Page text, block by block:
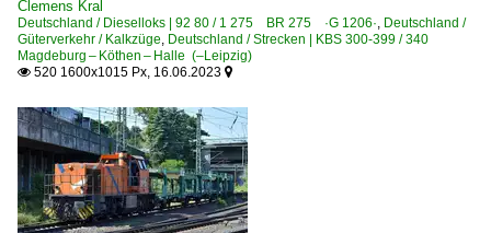
Clemens Kral
Deutschland / Dieselloks | 92 80 / 1 275 BR 275 ·G 1206· Deutschland /
Güterverkehr / Kalkzüge Deutschland / Strecken | KBS 300-399 / 340
Magdeburg – Köthen – Halle (–Leipzig)
 520 1600x1015 Px, 16.06.2023 